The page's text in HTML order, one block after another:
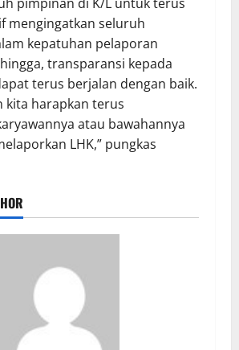
pimpinan di K/L untuk terus
mengingatkan seluruh
kepatuhan pelaporan
transparansi kepada
terus berjalan dengan baik.
kita harapkan terus
atau bawahannya
LHK,” pungkas